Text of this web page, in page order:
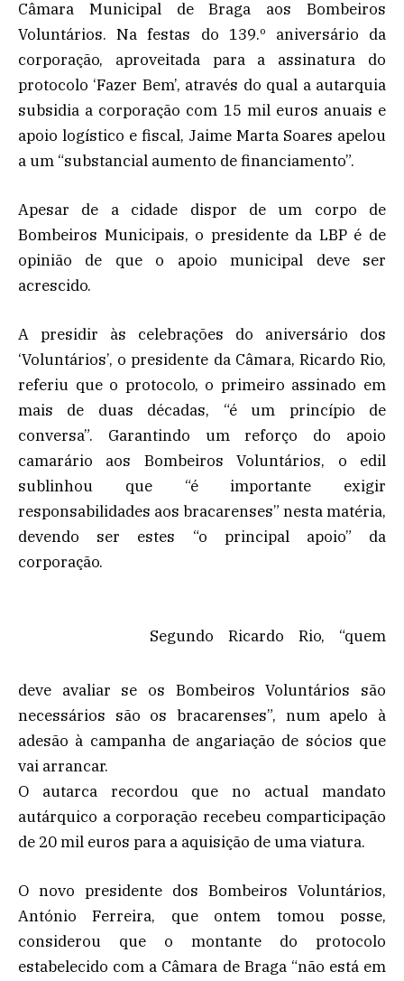
Câmara Municipal de Braga aos Bombeiros
Voluntários. Na festas do 139.º aniversário da
corporação, aproveitada para a assinatura do
protocolo ‘Fazer Bem’, através do qual a autarquia
subsidia a corporação com 15 mil euros anuais e
apoio logístico e fiscal, Jaime Marta Soares apelou
a um “substancial aumento de financiamento”.
Apesar de a cidade dispor de um corpo de
Bombeiros Municipais, o presidente da LBP é de
opinião de que o apoio municipal deve ser
acrescido.
A presidir às celebrações do aniversário dos
‘Voluntários’, o presidente da Câmara, Ricardo Rio,
referiu que o protocolo, o primeiro assinado em
mais de duas décadas, “é um princípio de
conversa”. Garantindo um reforço do apoio
camarário aos Bombeiros Voluntários, o edil
sublinhou que “é importante exigir
responsabilidades aos bracarenses” nesta matéria,
devendo ser estes “o principal apoio” da
corporação.
Segundo Ricardo Rio, “quem
deve avaliar se os Bombeiros Voluntários são
necessários são os bracarenses”, num apelo à
adesão à campanha de angariação de sócios que
vai arrancar.
O autarca recordou que no actual mandato
autárquico a corporação recebeu comparticipação
de 20 mil euros para a aquisição de uma viatura.
O novo presidente dos Bombeiros Voluntários,
António Ferreira, que ontem tomou posse,
considerou que o montante do protocolo
estabelecido com a Câmara de Braga “não está em